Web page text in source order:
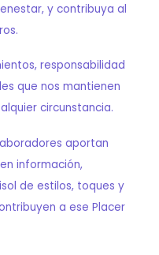
y contribuya al
responsabilidad
que nos mantienen
circunstancia.
aportan
información,
de estilos, toques y
a ese Placer